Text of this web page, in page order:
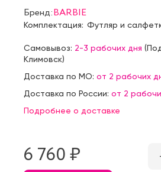
Бренд:BARBIE
Комплектация: Футляр и
Самовывоз: 2-3 рабочих дня (
Климовск)
Доставка по МО: от 2 рабочих
Доставка по России: от 2
Подробнее о доставке
6 760 ₷